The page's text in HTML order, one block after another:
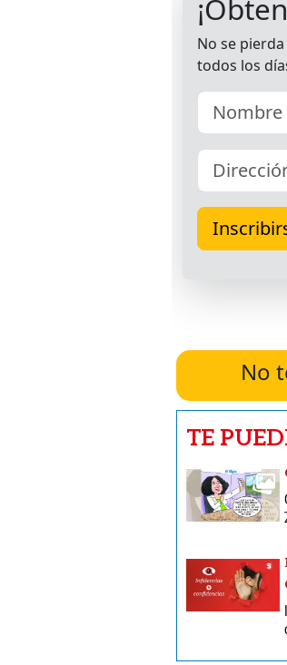
No
TE